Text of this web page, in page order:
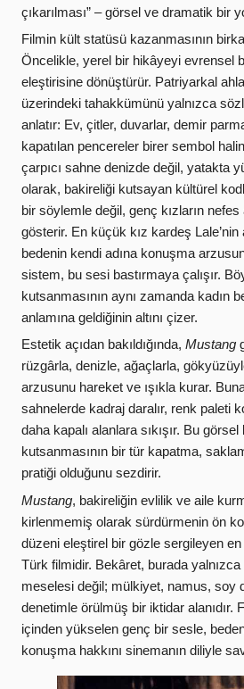
çıkarılması” –görsel ve dramatik bir
Filmin kült statüsü kazanmasının
Öncelikle, yerel bir hikâyeyi evrensel
eleştirisine dönüştürür. Patriyarkal
üzerindeki tahakkümünü yalnızca
anlatır: Ev, çitler, duvarlar, demir
kapatılan pencereler birer sembol
çarpıcı sahne denizde değil, yatakta
olarak, bakireliği kutsayan kültürel
bir söylemle değil, genç kızların
gösterir. En küçük kız kardeş Lale’nin
bedenin kendi adına konuşma
sistem, bu sesi bastırmaya çalışır.
kutsanmasının aynı zamanda kadın
anlamına geldiğinin altını çizer.
Estetik açıdan bakıldığında, Mustang
rüzgârla, denizle, ağaçlarla,
arzusunu hareket ve ışıkla kurar.
sahnelerde kadraj daralır, renk paleti
daha kapalı alanlara sıkışır. Bu
kutsanmasının bir tür kapatma,
pratiği olduğunu sezdirir.
Mustang, bakireliğin evlilik ve aile
kirlenmemiş olarak sürdürmenin ön
düzeni eleştirel bir gözle sergileyen
Türk filmidir. Bekâret, burada
meselesi değil; mülkiyet, namus, soy
denetimle örülmüş bir iktidar alanıdır.
içinden yükselen genç bir sesle,
konuşma hakkını sinemanın diliyle